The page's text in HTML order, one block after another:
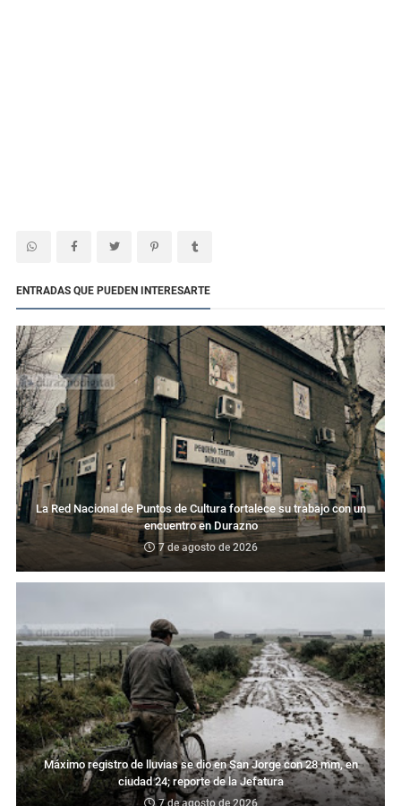
ENTRADAS QUE PUEDEN INTERESARTE
La Red Nacional de Puntos de Cultura fortalece su trabajo con un
encuentro en Durazno
7 de agosto de 2026
Máximo registro de lluvias se dio en San Jorge con 28 mm, en
ciudad 24; reporte de la Jefatura